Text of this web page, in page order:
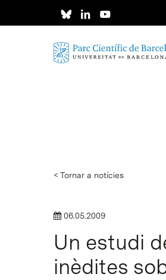
< Tornar a notícies
06.05.2009
Un estudi
inèdites